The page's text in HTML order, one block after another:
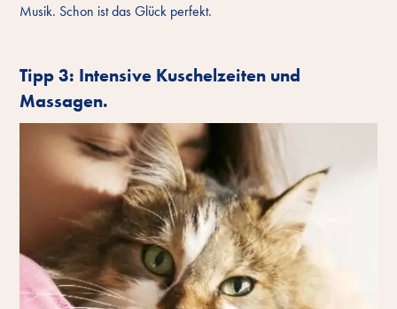
Musik. Schon ist das Glück perfekt.
Tipp 3: Intensive Kuschelzeiten und
Massagen.